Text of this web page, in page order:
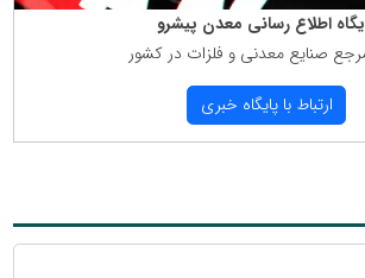
اطلاع رسانی معدن پیشرو
مرجع صنایع معدنی و فلزات در كشور
ارتباط با پایگاه خبری